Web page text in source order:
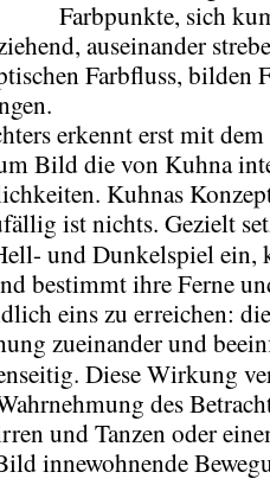
Farbpunkte, sich
auseinander
Farbfluss, bilden
erkennt erst mit
Bild die von Kuhna
Kuhnas
ist nichts. Gezielt
und Dunkelspiel ein,
bestimmt ihre Ferne
eins zu erreichen:
zueinander und
Diese Wirkung
des
und Tanzen oder
innewohnende